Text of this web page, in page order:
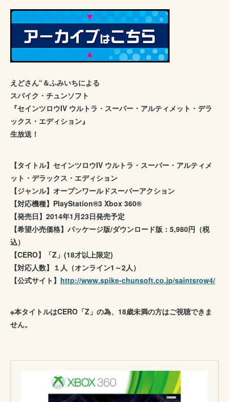
えどさん“＆ふみいちによる
スパイク・チュンソフト
『セインツロウIV ウルトラ・スーパー・アルティメット・デラ
ックス・エディション』
生放送！
【タイトル】セインツロウIV ウルトラ・スーパー・アルティメ
ット・デラックス・エディション
【ジャンル】オープンワールドスーパーアクション
【対応機種】PlayStation®3 Xbox 360®
【発売日】2014年1月23日発売予定
【希望小売価格】パッケージ版/ダウンロード版：5,980円（税
込）
【CERO】「Z」(18才以上限定)
【対応人数】１人（オンライン1～2人）
【公式サイト】 http://www.spike-chunsoft.co.jp/saintsrow4/
※本タイトルはCERO「Z」の為、18歳未満の方はご視聴できま
せん。